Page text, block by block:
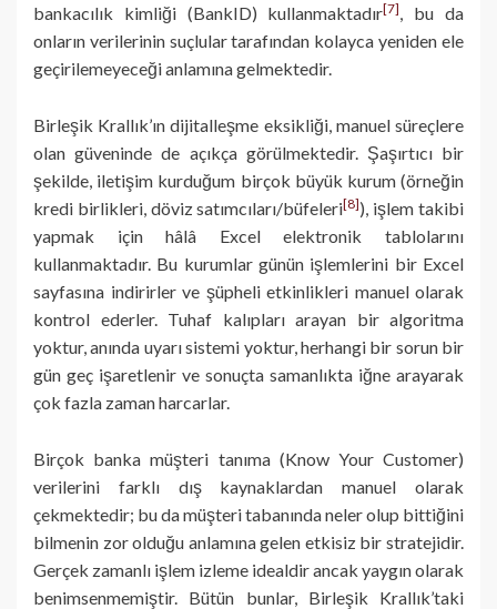
bankacılık kimliği (BankID) kullanmaktadır[7]
, bu da
onların verilerinin suçlular tarafından kolayca yeniden ele
geçirilemeyeceği anlamına gelmektedir.
Birleşik Krallık’ın dijitalleşme eksikliği, manuel süreçlere
olan güveninde de açıkça görülmektedir. Şaşırtıcı bir
şekilde, iletişim kurduğum birçok büyük kurum (örneğin
kredi birlikleri, döviz satımcıları/büfeleri[8]), işlem takibi
yapmak için hâlâ Excel elektronik tablolarını
kullanmaktadır. Bu kurumlar günün işlemlerini bir Excel
sayfasına indirirler ve şüpheli etkinlikleri manuel olarak
kontrol ederler. Tuhaf kalıpları arayan bir algoritma
yoktur, anında uyarı sistemi yoktur, herhangi bir sorun bir
gün geç işaretlenir ve sonuçta samanlıkta iğne arayarak
çok fazla zaman harcarlar.
Birçok banka müşteri tanıma (Know Your Customer)
verilerini farklı dış kaynaklardan manuel olarak
çekmektedir; bu da müşteri tabanında neler olup bittiğini
bilmenin zor olduğu anlamına gelen etkisiz bir stratejidir.
Gerçek zamanlı işlem izleme idealdir ancak yaygın olarak
benimsenmemiştir. Bütün bunlar, Birleşik Krallık’taki